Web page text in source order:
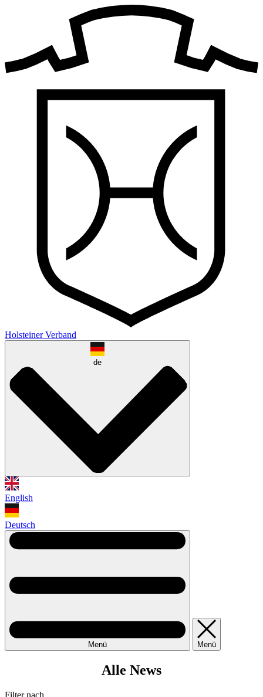
Holsteiner Verband
de
English
Deutsch
Menü Menü
Alle News
Filter nach